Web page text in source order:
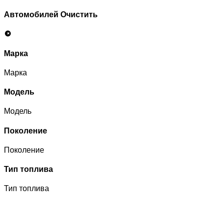
Автомобилей Очистить
Марка
Марка
Модель
Модель
Поколение
Поколение
Тип топлива
Тип топлива